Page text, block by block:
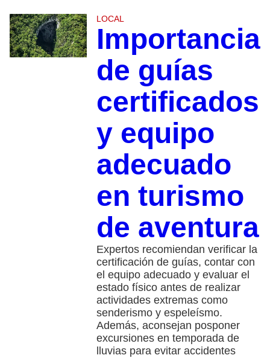
LOCAL
Importancia
de guías
certificados
y equipo
adecuado
en turismo
de aventura
Expertos recomiendan verificar la
certificación de guías, contar con
el equipo adecuado y evaluar el
estado físico antes de realizar
actividades extremas como
senderismo y espeleísmo.
Además, aconsejan posponer
excursiones en temporada de
lluvias para evitar accidentes